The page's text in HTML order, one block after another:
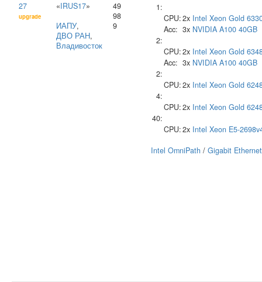
27
upgrade
«IRUS17»
ИАПУ,
ДВО РАН,
Владивосток
49
98
9
1:
CPU:2x Intel Xeon Gold
Acc: 3x NVIDIA A100 40GB
2:
CPU:2x Intel Xeon Gold
Acc: 3x NVIDIA A100 40GB
2:
CPU:2x Intel Xeon Gold
4:
CPU:2x Intel Xeon Gold
40:
CPU:2x Intel Xeon E5-
Intel OmniPath / Gigabit Ethernet